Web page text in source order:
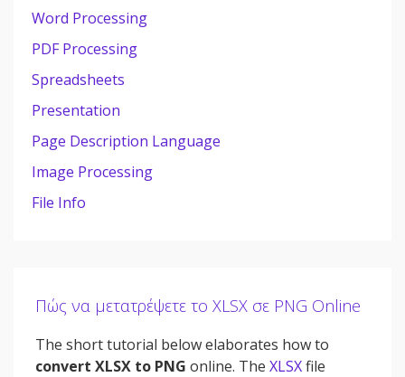
Word Processing
PDF Processing
Spreadsheets
Presentation
Page Description Language
Image Processing
File Info
Πώς να μετατρέψετε το XLSX σε PNG Online
The short tutorial below elaborates how to
convert XLSX to PNG online. The XLSXfile